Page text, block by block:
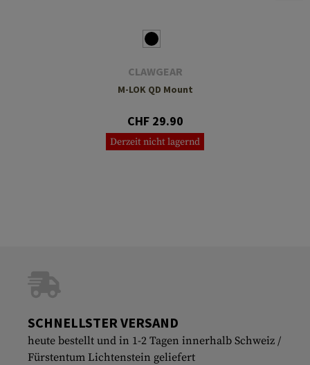
CLAWGEAR
M-LOK QD Mount
CHF 29.90
Derzeit nicht lagernd
SCHNELLSTER VERSAND
heute bestellt und in 1-2 Tagen innerhalb Schweiz /
Fürstentum Lichtenstein geliefert